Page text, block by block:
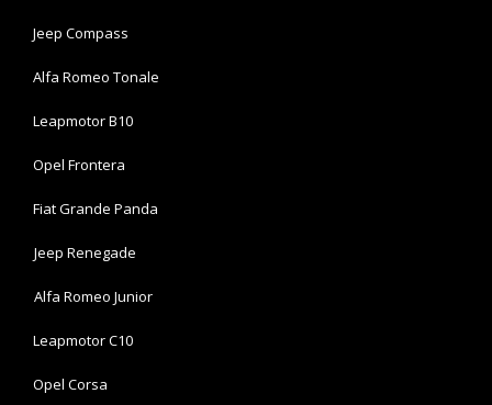
Jeep Compass
Alfa Romeo Tonale
Leapmotor B10
Opel Frontera
Fiat Grande Panda
Jeep Renegade
Alfa Romeo Junior
Leapmotor C10
Opel Corsa